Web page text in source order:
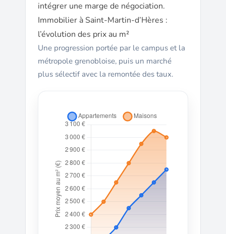
intégrer une marge de négociation.
Immobilier à Saint-Martin-d’Hères :
l’évolution des prix au m²
Une progression portée par le campus et la
métropole grenobloise, puis un marché
plus sélectif avec la remontée des taux.